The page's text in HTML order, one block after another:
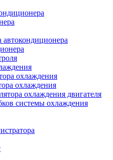
автокондиционера
охлаждения
охлаждения
охлаждения двигателя
системы охлаждения